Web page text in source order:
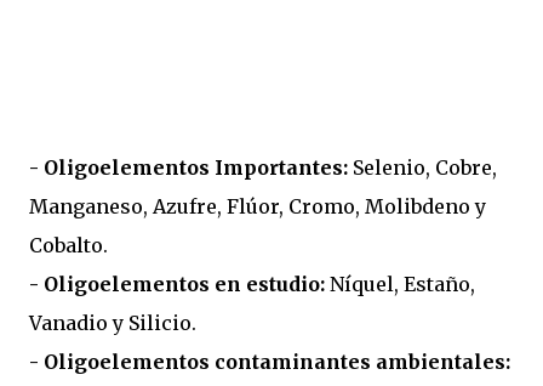
- Oligoelementos Importantes: Selenio, Cobre,
Manganeso, Azufre, Flúor, Cromo, Molibdeno y
Cobalto.
- Oligoelementos en estudio: Níquel, Estaño,
Vanadio y Silicio.
- Oligoelementos contaminantes ambientales: